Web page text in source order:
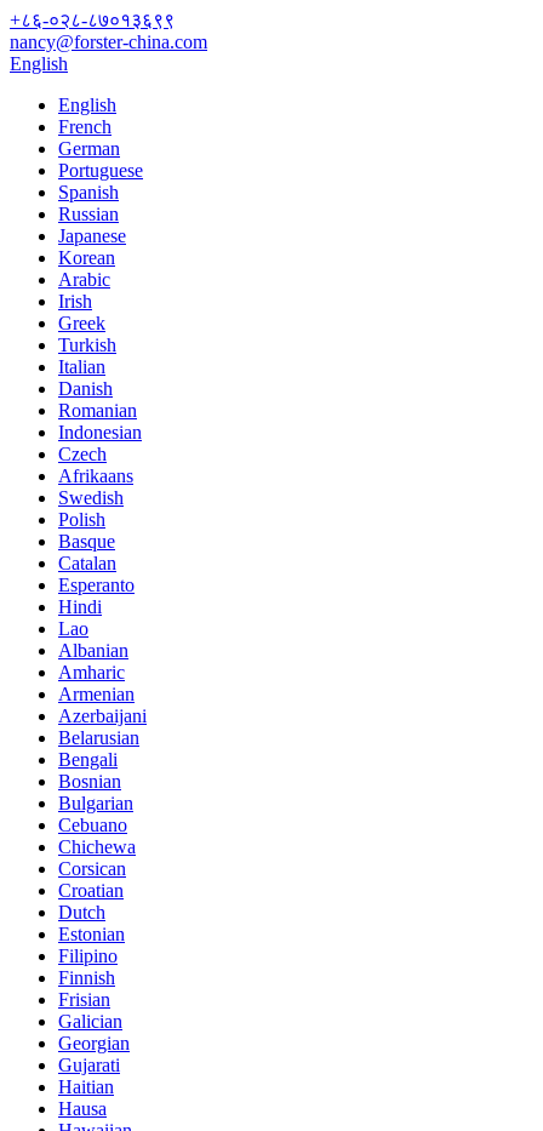
+८६-०२८-८७०१३६९९
nancy@forster-china.com
English
English
French
German
Portuguese
Spanish
Russian
Japanese
Korean
Arabic
Irish
Greek
Turkish
Italian
Danish
Romanian
Indonesian
Czech
Afrikaans
Swedish
Polish
Basque
Catalan
Esperanto
Hindi
Lao
Albanian
Amharic
Armenian
Azerbaijani
Belarusian
Bengali
Bosnian
Bulgarian
Cebuano
Chichewa
Corsican
Croatian
Dutch
Estonian
Filipino
Finnish
Frisian
Galician
Georgian
Gujarati
Haitian
Hausa